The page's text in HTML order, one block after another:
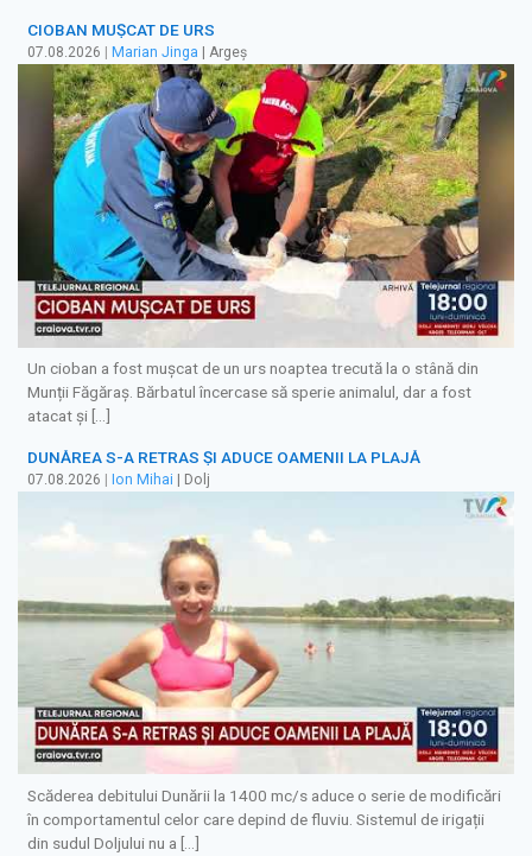
CIOBAN MUȘCAT DE URS
07.08.2026 Marian Jinga | Argeș
Un cioban a fost mușcat de un urs noaptea trecută la o stână din
Munții Făgăraș. Bărbatul încercase să sperie animalul, dar a fost
atacat și […]
DUNĂREA S-A RETRAS ŞI ADUCE OAMENII LA PLAJĂ
07.08.2026 | Ion Mihai | Dolj
Scăderea debitului Dunării la 1400 mc/s aduce o serie de modificări
în comportamentul celor care depind de fluviu. Sistemul de irigații
din sudul Doljului nu a […]